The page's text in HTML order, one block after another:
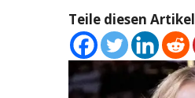
Teile diesen Artikel